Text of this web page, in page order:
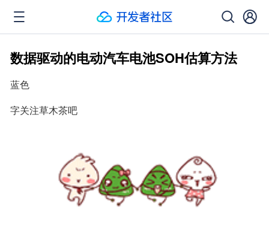
数据驱动的电动汽车电池SOH估算方法
蓝色
字关注草木茶吧